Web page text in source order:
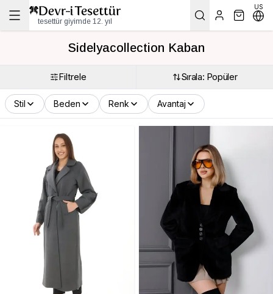
tesettür giyimde 12. yıl
US
Sidelyacollection Kaban
Filtrele Sırala: Popüler
Stil Beden Renk Avantaj